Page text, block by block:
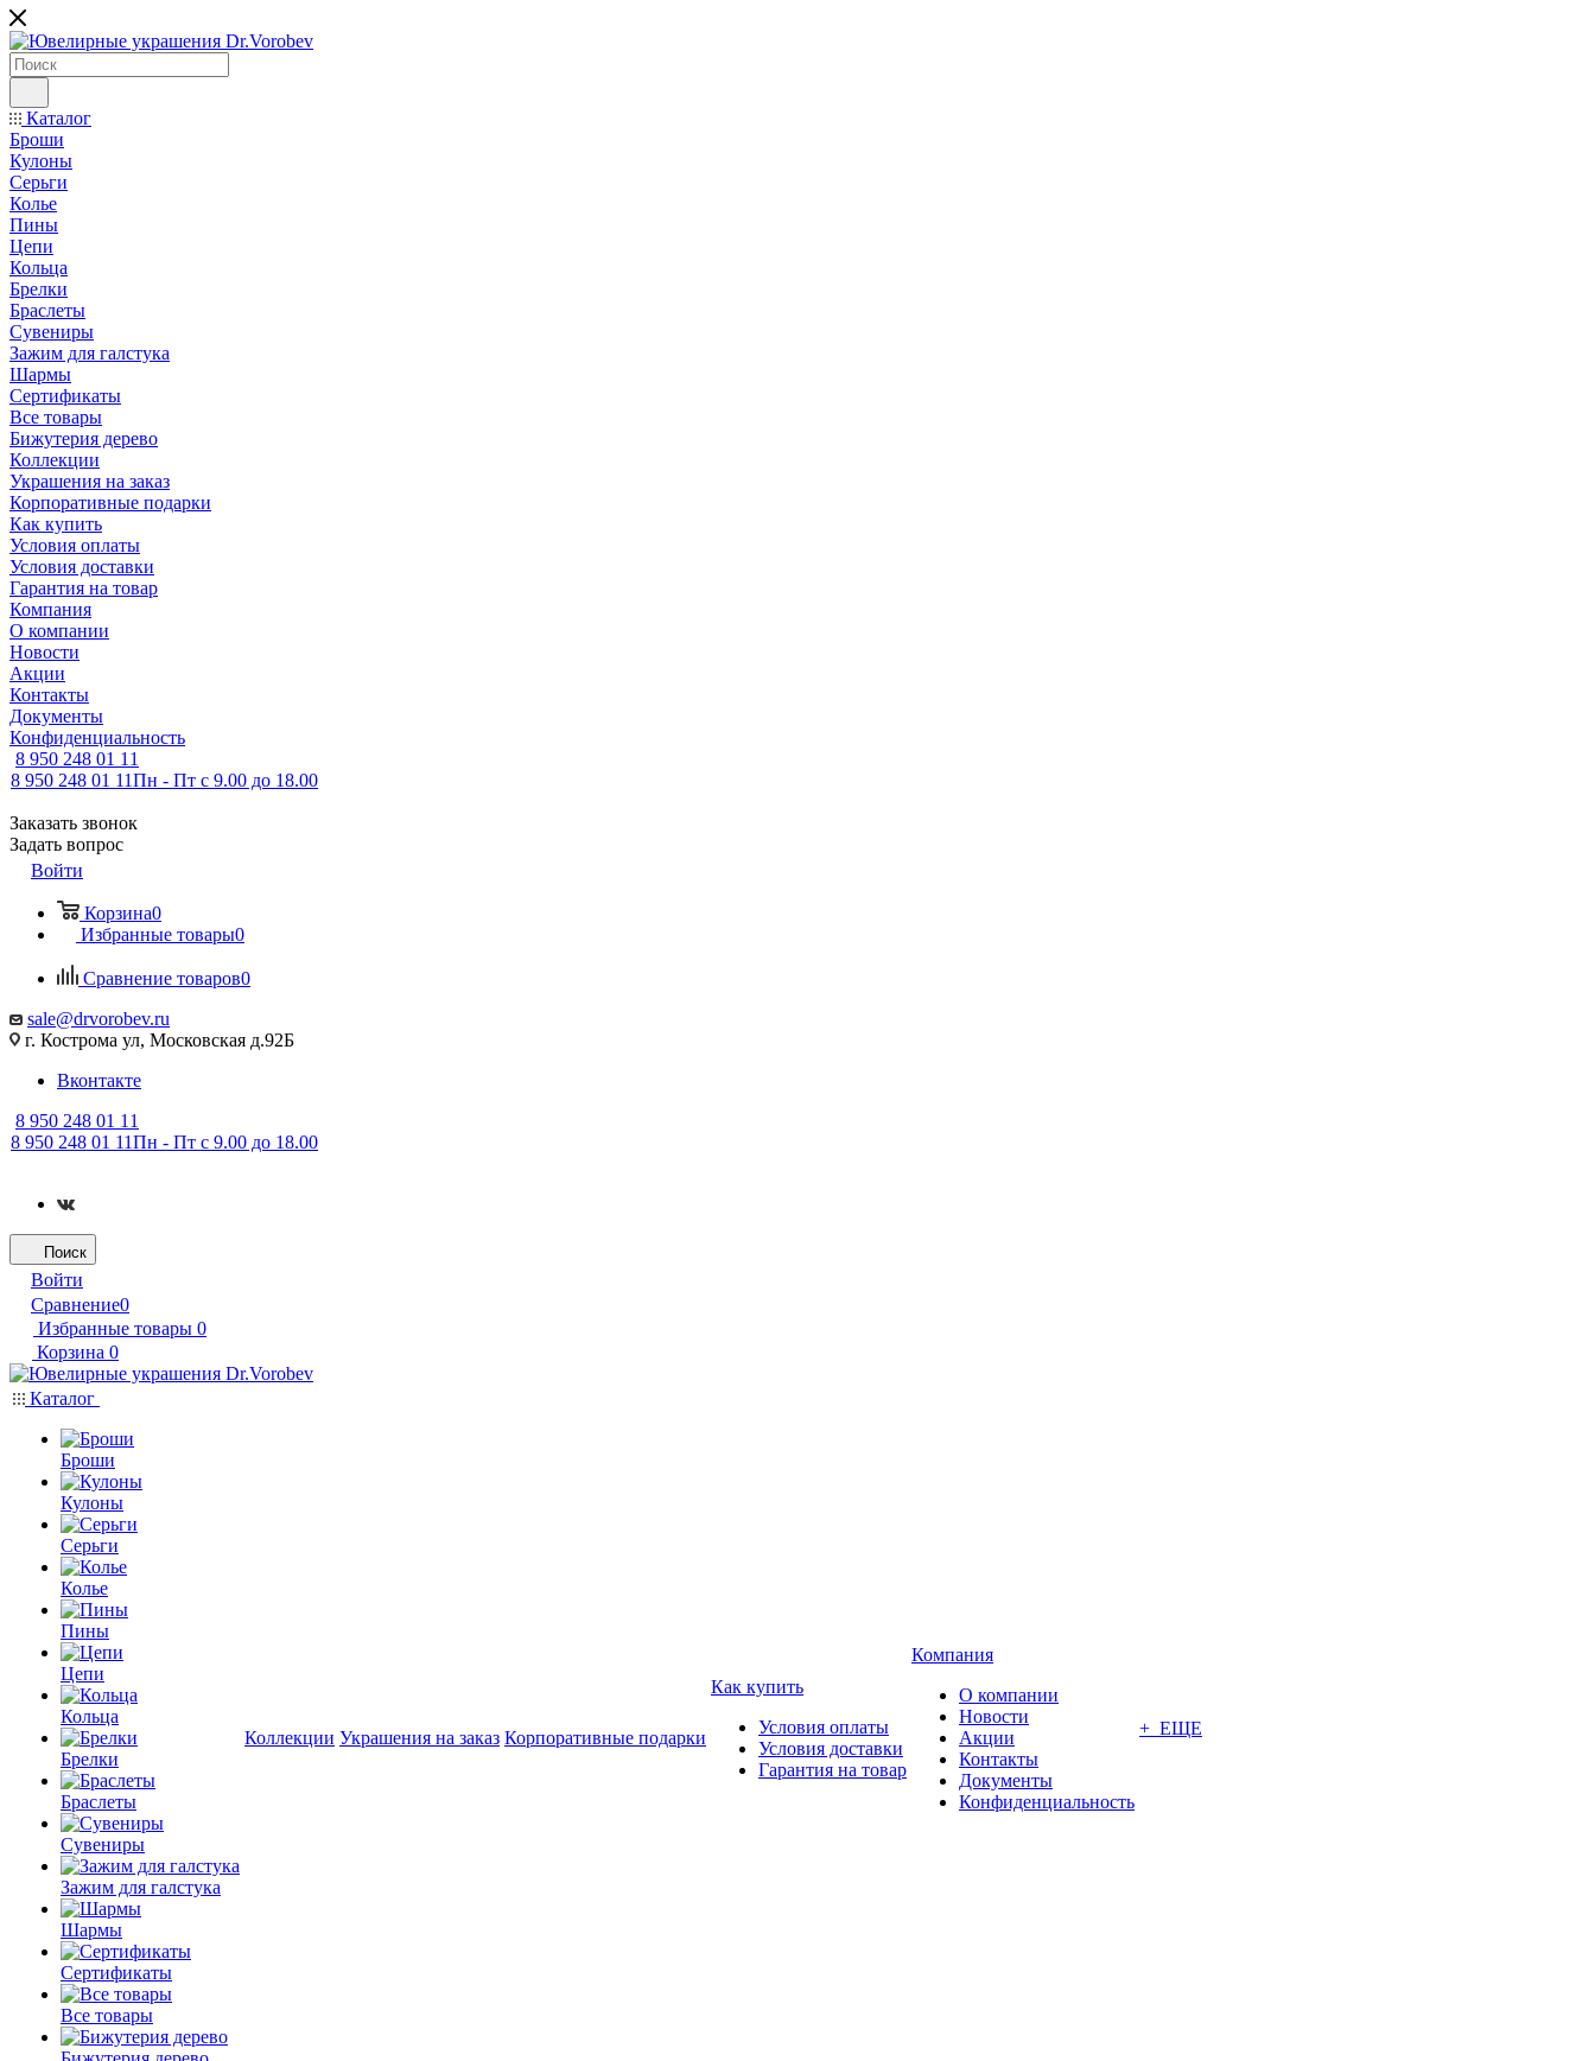
Каталог
Броши
Кулоны
Серьги
Колье
Пины
Цепи
Кольца
Брелки
Браслеты
Сувениры
Зажим для галстука
Шармы
Сертификаты
Все товары
Бижутерия дерево
Коллекции
Украшения на заказ
Корпоративные подарки
Как купить
Условия оплаты
Условия доставки
Гарантия на товар
Компания
О компании
Новости
Акции
Контакты
Документы
Конфиденциальность
8 950 248 01 11
8 950 248 01 11Пн - Пт с 9.00 до 18.00
Заказать звонок
Задать вопрос
Войти
Корзина0
Избранные товары0
Сравнение товаров0
sale@drvorobev.ru
г. Кострома ул, Московская д.92Б
Вконтакте
8 950 248 01 11
8 950 248 01 11Пн - Пт с 9.00 до 18.00
Поиск
Войти
Сравнение0
Избранные товары 0
Корзина 0
Каталог
Броши
Кулоны
Серьги
Колье
Пины
Цепи
Кольца
Брелки
Браслеты
Сувениры
Зажим для галстука
Шармы
Сертификаты
Все товары
Коллекции Украшения на заказ Корпоративные подарки
Как купить
Условия оплаты
Условия доставки
Гарантия на товар
Компания
О компании
Новости
Акции
Контакты
Документы
Конфиденциальность
+ ЕЩЕ